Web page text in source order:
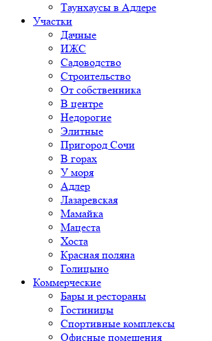
Таунхаусы в Адлере
Участки
Дачные
ИЖС
Садоводство
Строительство
От собственника
В центре
Недорогие
Элитные
Пригород Сочи
В горах
У моря
Адлер
Лазаревская
Мамайка
Мацеста
Хоста
Красная поляна
Голицыно
Коммерческие
Бары и рестораны
Гостиницы
Спортивные комплексы
Офисные помещения